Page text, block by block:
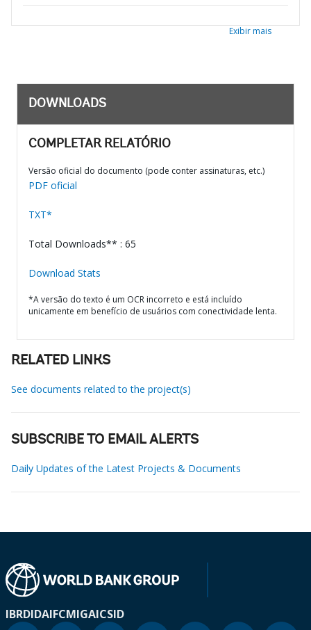
Exibir mais
DOWNLOADS
COMPLETAR RELATÓRIO
Versão oficial do documento (pode conter assinaturas, etc.)
PDF oficial
TXT*
Total Downloads** : 65
Download Stats
*A versão do texto é um OCR incorreto e está incluído
unicamente em benefício de usuários com conectividade lenta.
RELATED LINKS
See documents related to the project(s)
SUBSCRIBE TO EMAIL ALERTS
Daily Updates of the Latest Projects & Documents
IBRDIDAIFCMIGAICSID